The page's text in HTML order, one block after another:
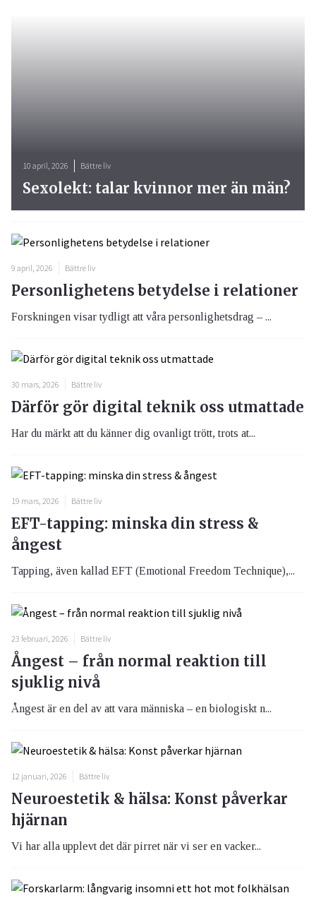
10 april, 2026 Bättre liv
Sexolekt: talar kvinnor mer än män?
9 april, 2026 Bättre liv
Personlighetens betydelse i relationer
Forskningen visar tydligt att våra personlighetsdrag – ...
30 mars, 2026 Bättre liv
Därför gör digital teknik oss utmattade
Har du märkt att du känner dig ovanligt trött, trots at...
19 mars, 2026 Bättre liv
EFT-tapping: minska din stress &
ångest
Tapping, även kallad EFT (Emotional Freedom Technique),...
23 februari, 2026 Bättre liv
Ångest – från normal reaktion till
sjuklig nivå
Ångest är en del av att vara människa – en biologiskt n...
12 januari, 2026 Bättre liv
Neuroestetik & hälsa: Konst påverkar
hjärnan
Vi har alla upplevt det där pirret när vi ser en vacker...